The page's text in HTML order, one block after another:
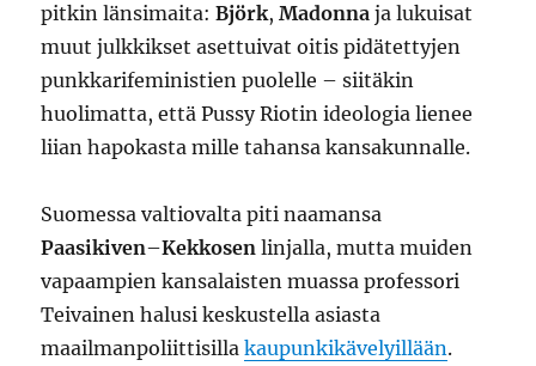
pitkin länsimaita:Björk,Madonna ja lukuisat
muut julkkikset asettuivat oitis pidätettyjen
punkkarifeministien puolelle – siitäkin
huolimatta, että Pussy Riotin ideologia lienee
liian hapokasta mille tahansa kansakunnalle.
Suomessa valtiovalta piti naamansa
Paasikiven–Kekkosen linjalla, mutta muiden
vapaampien kansalaisten muassa professori
Teivainen halusi keskustella asiasta
maailmanpoliittisillakaupunkikävelyillään.